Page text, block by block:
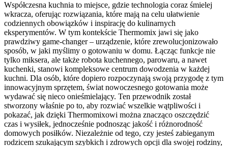
Współczesna kuchnia to miejsce, gdzie technologia coraz śmielej
wkracza, oferując rozwiązania, które mają na celu ułatwienie
codziennych obowiązków i inspirację do kulinarnych
eksperymentów. W tym kontekście Thermomix jawi się jako
prawdziwy game-changer – urządzenie, które zrewolucjonizowało
sposób, w jaki myślimy o gotowaniu w domu. Łącząc funkcje nie
tylko miksera, ale także robota kuchennego, parowaru, a nawet
kuchenki, stanowi kompleksowe centrum dowodzenia w każdej
kuchni. Dla osób, które dopiero rozpoczynają swoją przygodę z tym
innowacyjnym sprzętem, świat nowoczesnego gotowania może
wydawać się nieco onieśmielający. Ten przewodnik został
stworzony właśnie po to, aby rozwiać wszelkie wątpliwości i
pokazać, jak dzięki Thermomixowi można znacząco oszczędzić
czas i wysiłek, jednocześnie podnosząc jakość i różnorodność
domowych posiłków. Niezależnie od tego, czy jesteś zabieganym
rodzicem szukającym szybkich i zdrowych opcji dla swojej rodziny,